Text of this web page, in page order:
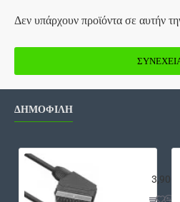
Δεν υπάρχουν προϊόντα σε αυτήν
ΔΗΜΟΦΙΛΗ
3,90€